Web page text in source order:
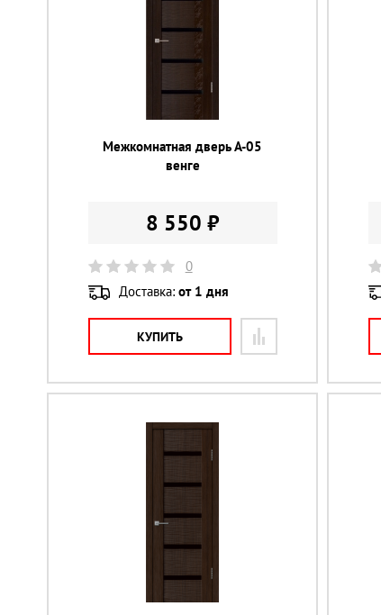
Межкомнатная дверь А-05
венге
8 550 ₽
0
Доставка: от 1 дня
КУПИТЬ